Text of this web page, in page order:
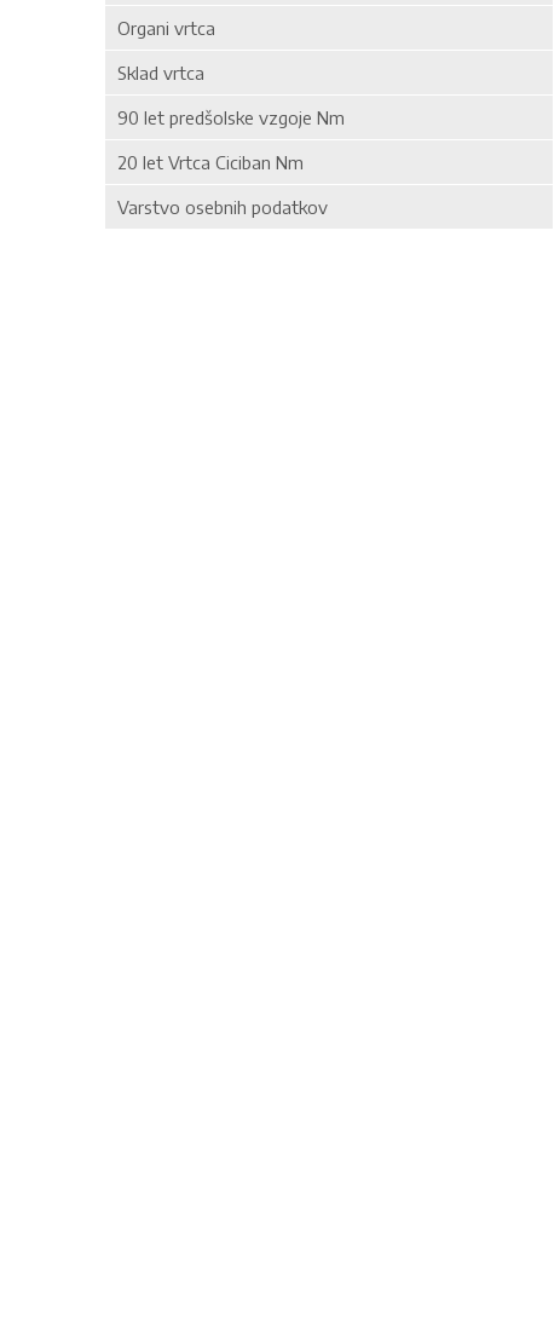
Organi vrtca
Sklad vrtca
90 let predšolske vzgoje Nm
20 let Vrtca Ciciban Nm
Varstvo osebnih podatkov